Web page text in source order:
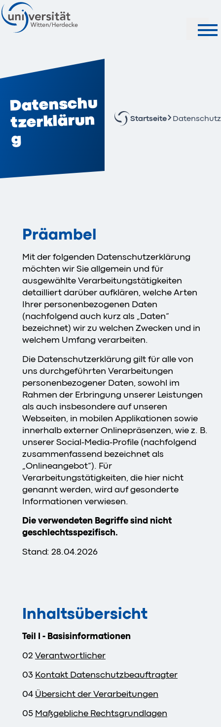
Datenschu
tzerklärun
g
Startseite Datenschutz
Präambel
Mit der folgenden Datenschutzerklärung
möchten wir Sie allgemein und für
ausgewählte Verarbeitungstätigkeiten
detailliert darüber aufklären, welche Arten
Ihrer personenbezogenen Daten
(nachfolgend auch kurz als „Daten“
bezeichnet) wir zu welchen Zwecken und in
welchem Umfang verarbeiten.
Die Datenschutzerklärung gilt für alle von
uns durchgeführten Verarbeitungen
personenbezogener Daten, sowohl im
Rahmen der Erbringung unserer Leistungen
als auch insbesondere auf unseren
Webseiten, in mobilen Applikationen sowie
innerhalb externer Onlinepräsenzen, wie z. B.
unserer Social-Media-Profile (nachfolgend
zusammenfassend bezeichnet als
„Onlineangebot“). Für
Verarbeitungstätigkeiten, die hier nicht
genannt werden, wird auf gesonderte
Informationen verwiesen.
Die verwendeten Begriffe sind nicht
geschlechtsspezifisch.
Stand: 28.04.2026
Inhaltsübersicht
Teil I - Basisinformationen
02 Verantwortlicher
03 Kontakt Datenschutzbeauftragter
04 Übersicht der Verarbeitungen
05 Maßgebliche Rechtsgrundlagen